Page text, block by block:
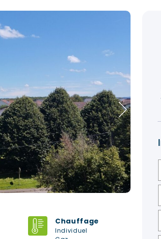
Chauffage
Individuel
I